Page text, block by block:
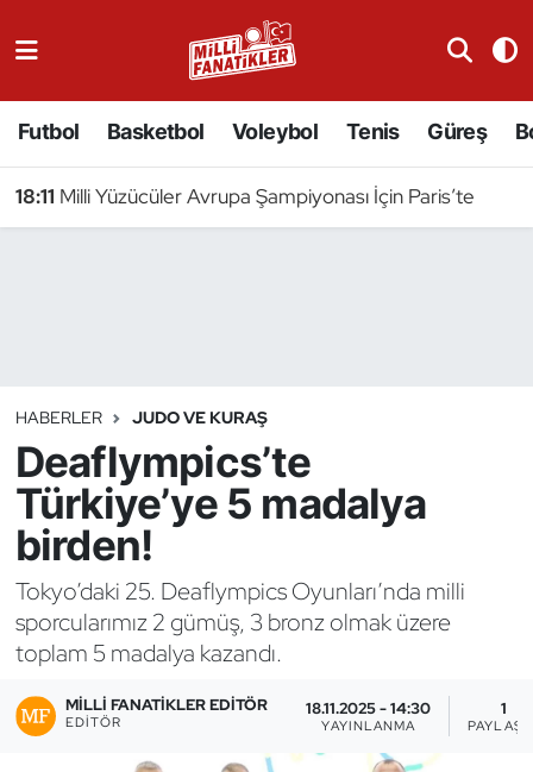
Futbol Basketbol Voleybol Tenis Güreş
18:11 Milli Yüzücüler Avrupa Şampiyonası İçin Paris’te
HABERLER JUDO VE KURAŞ
Deaflympics’te
Türkiye’ye 5 madalya
birden!
Tokyo’daki 25. Deaflympics Oyunları’nda milli
sporcularımız 2 gümüş, 3 bronz olmak üzere
toplam 5 madalya kazandı.
MILLI FANATIKLER EDITÖR
EDITÖR
18.11.2025 - 14:30
YAYINLANMA
1
Badminton
Binicilik
Bisiklet
Bocce Bowling Dart
Boks
Briç
Buz Hokeyi